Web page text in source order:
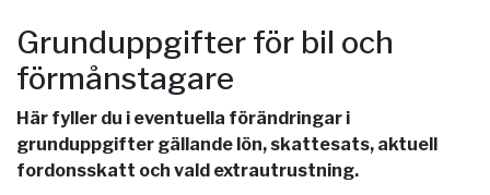
Grunduppgifter för bil och
förmånstagare
Här fyller du i eventuella förändringar i
grunduppgifter gällande lön, skattesats, aktuell
fordonsskatt och vald extrautrustning.